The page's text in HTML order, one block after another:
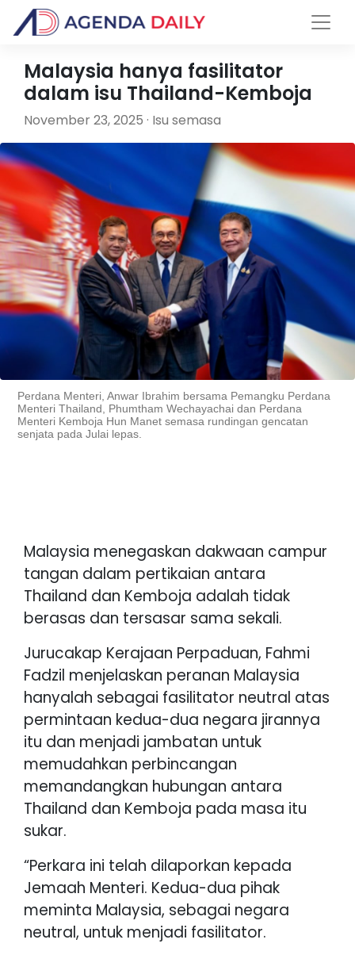
Malaysia hanya fasilitator
dalam isu Thailand-Kemboja
November 23, 2025 · Isu semasa
Perdana Menteri, Anwar Ibrahim bersama Pemangku Perdana
Menteri Thailand, Phumtham Wechayachai dan Perdana
Menteri Kemboja Hun Manet semasa rundingan gencatan
senjata pada Julai lepas.
Malaysia menegaskan dakwaan campur
tangan dalam pertikaian antara
Thailand dan Kemboja adalah tidak
berasas dan tersasar sama sekali.
Jurucakap Kerajaan Perpaduan, Fahmi
Fadzil menjelaskan peranan Malaysia
hanyalah sebagai fasilitator neutral atas
permintaan kedua-dua negara jirannya
itu dan menjadi jambatan untuk
memudahkan perbincangan
memandangkan hubungan antara
Thailand dan Kemboja pada masa itu
sukar.
“Perkara ini telah dilaporkan kepada
Jemaah Menteri. Kedua-dua pihak
meminta Malaysia, sebagai negara
neutral, untuk menjadi fasilitator.